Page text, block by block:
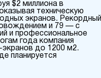
$2 миллиона в
техническую
экранов. Рекордный
и 79 — с
и профессиональное
года компания
экранов до 1200 м2.
планируется